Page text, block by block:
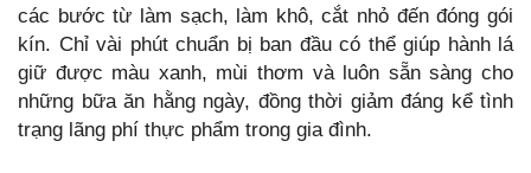
các bước từ làm sạch, làm khô, cắt nhỏ đến đóng gói
kín. Chỉ vài phút chuẩn bị ban đầu có thể giúp hành lá
giữ được màu xanh, mùi thơm và luôn sẵn sàng cho
những bữa ăn hằng ngày, đồng thời giảm đáng kể tình
trạng lãng phí thực phẩm trong gia đình.